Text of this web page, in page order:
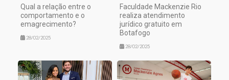
Qual a relação entre o
comportamento e o
emagrecimento?
28/02/2025
Faculdade Mackenzie Rio
realiza atendimento
jurídico gratuito em
Botafogo
28/02/2025